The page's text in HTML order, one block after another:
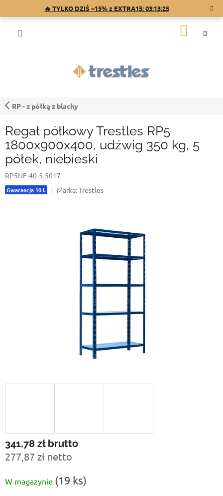
🔥 TYLKO DZIŚ −15% z EXTRA15:03:13:24
RP - z półką z blachy
Regał półkowy Trestles RP5
1800x900x400, udźwig 350 kg, 5
półek, niebieski
RP5NF-40-5-5017
Gwarancja 10 l. Marka:Trestles
341,78 zł brutto
277,87 zł netto
jednostkowa:
W magazynie (19 ks)